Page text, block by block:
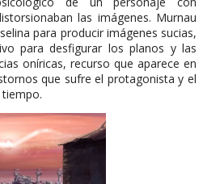
las imágenes. Murnau
para producir imágenes sucias,
para desfigurar los planos y las
oníricas, recurso que aparece en
que sufre el protagonista y el